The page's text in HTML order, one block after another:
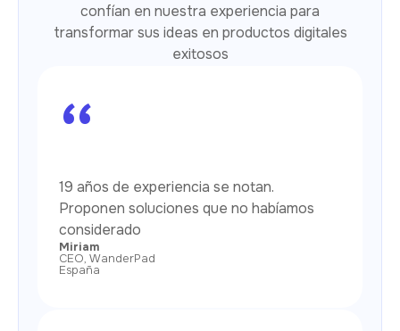
confían en nuestra experiencia para
transformar sus ideas en productos digitales
exitosos
“
19 años de experiencia se notan.
Proponen soluciones que no habíamos
considerado
Miriam
CEO, WanderPad
España